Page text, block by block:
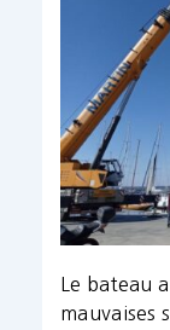
Le bateau
mauvaises